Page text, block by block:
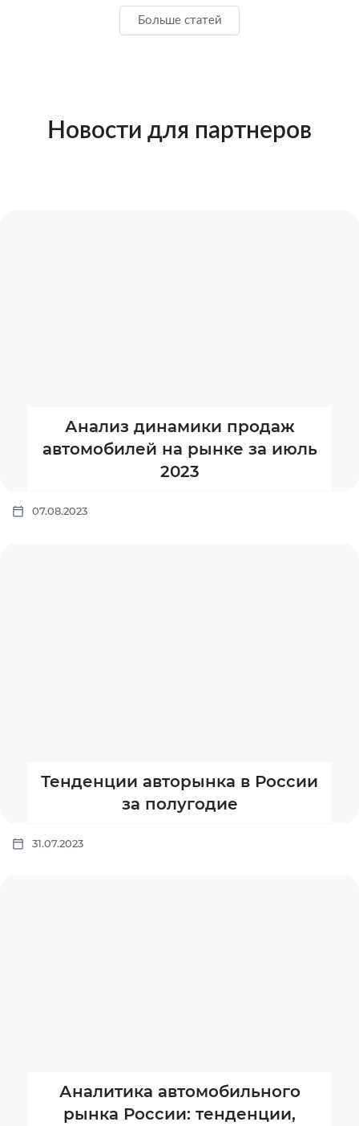
Больше статей
Новости для партнеров
Анализ динамики продаж
автомобилей на рынке за июль
2023
07.08.2023
Тенденции авторынка в России
за полугодие
31.07.2023
Аналитика автомобильного
рынка России: тенденции,